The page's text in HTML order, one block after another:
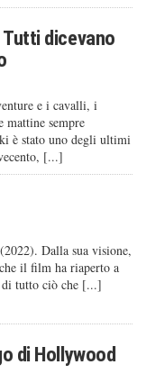
dicevano
e i cavalli, i
mattine sempre
è stato uno degli ultimi
[...]
Dalla sua visione,
il film ha riaperto a
tutto ciò che [...]
di Hollywood